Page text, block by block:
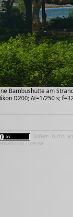
Bambushütte am
D200; Δt=1/250 s;
Sofern nicht
License